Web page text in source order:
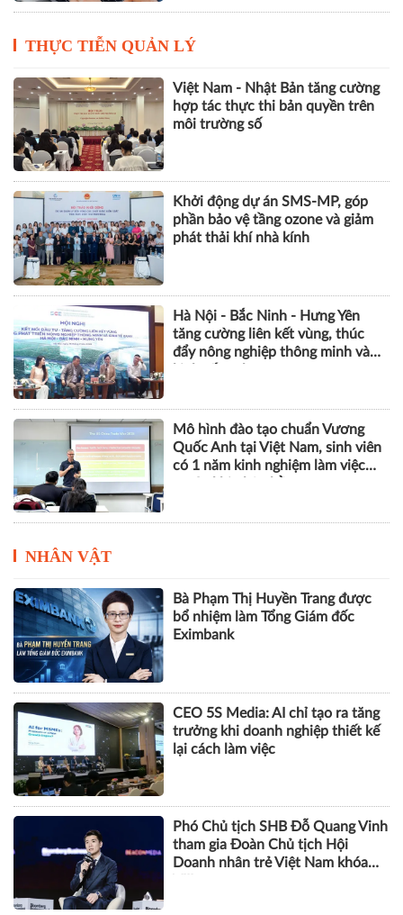
THỰC TIỄN QUẢN LÝ
Việt Nam - Nhật Bản tăng cường
hợp tác thực thi bản quyền trên
môi trường số
Khởi động dự án SMS-MP, góp
phần bảo vệ tầng ozone và giảm
phát thải khí nhà kính
Hà Nội - Bắc Ninh - Hưng Yên
tăng cường liên kết vùng, thúc
đẩy nông nghiệp thông minh và
Mô hình đào tạo chuẩn Vương
Quốc Anh tại Việt Nam, sinh viên
có 1 năm kinh nghiệm làm việc
NHÂN VẬT
Bà Phạm Thị Huyền Trang được
bổ nhiệm làm Tổng Giám đốc
Eximbank
CEO 5S Media: AI chỉ tạo ra tăng
trưởng khi doanh nghiệp thiết kế
lại cách làm việc
Phó Chủ tịch SHB Đỗ Quang Vinh
tham gia Đoàn Chủ tịch Hội
Doanh nhân trẻ Việt Nam khóa